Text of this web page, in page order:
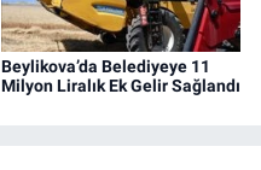
Beylikova’da Belediyeye 11
Milyon Liralık Ek Gelir Sağlandı